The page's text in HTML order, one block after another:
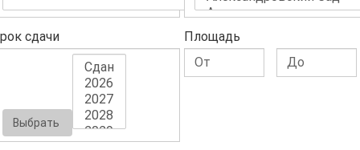
сдачи
Выбрать
Площадь